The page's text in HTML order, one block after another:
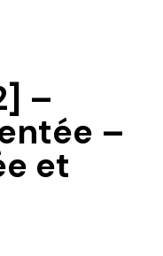
–
–
et